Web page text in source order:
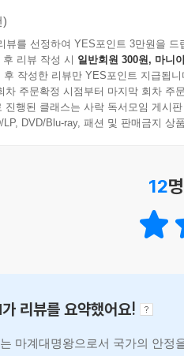
)
뷰를 선정하여 YES포인트 3만원을 드
리뷰 작성 시 일반회원 300원, 마니
후 작성한 리뷰만 YES포인트 지급됩니
차 주문확정 시점부터 마지막 회차 주
진행된 클래스는 사락 독서모임 게시
LP, DVD/Blu-ray, 패션 및 판매금지 상
12
리뷰를 요약했어요!
마계대명왕으로서 국가의 안정